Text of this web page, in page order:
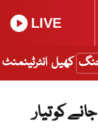
LIVE
جنگ کھیل انٹرٹینمنٹ
کو تیار